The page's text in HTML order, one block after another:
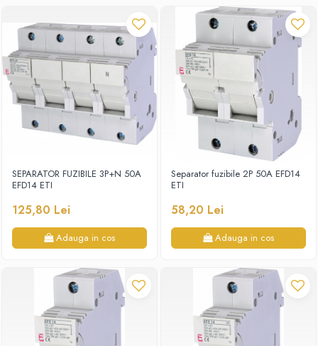
SEPARATOR FUZIBILE 3P+N 50A
EFD14 ETI
125,80 Lei
Adauga in cos
Separator fuzibile 2P 50A EFD14
ETI
58,20 Lei
Adauga in cos